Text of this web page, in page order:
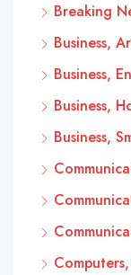
Breaking
Business,
Business,
Business,
Business,